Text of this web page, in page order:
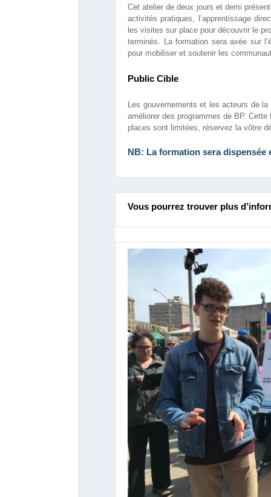
Cet atelier de deux jours et demi
activités pratiques, l’apprentissage
les visites sur place pour découvrir le
terminés. La formation sera axée sur
pour mobiliser et soutenir les
Public Cible
Les gouvernements et les acteurs de
améliorer des programmes de BP.
places sont limitées, réservez la vôtre
NB: La formation sera dispensée
Vous pourrez trouver plus